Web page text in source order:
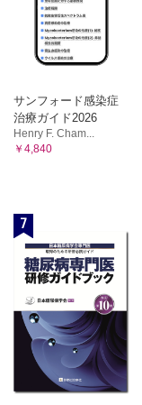
サンフォード感染症
治療ガイド2026
Henry F. Cham...
￥4,840
7